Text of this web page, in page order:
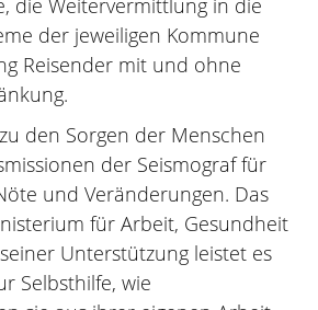
der jeweiligen Kommune
Reisender mit und ohne
den Sorgen der Menschen
der Seismograf für
und Veränderungen. Das
für Arbeit, Gesundheit
Unterstützung leistet es
Selbsthilfe, wie